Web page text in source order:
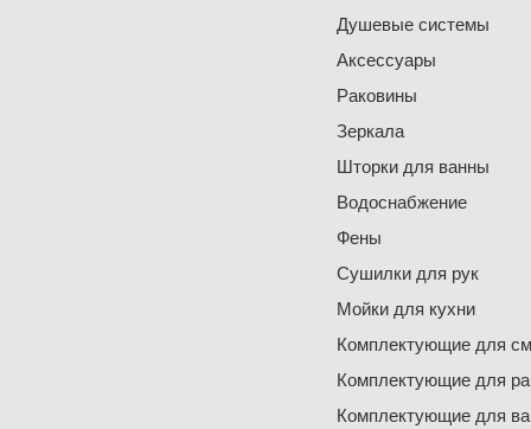
Душевые системы
Аксессуары
Раковины
Зеркала
Шторки для ванны
Водоснабжение
Фены
Сушилки для рук
Мойки для кухни
Комплектующие для
Комплектующие для
Комплектующие для